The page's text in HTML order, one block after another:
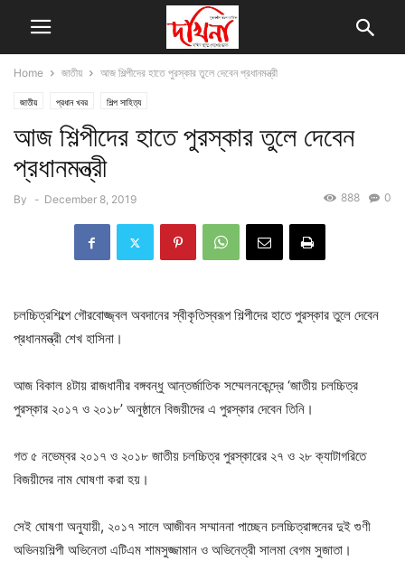
Home জাতীয় আজ শিল্পীদের হাতে পুরস্কার তুলে দেবেন প্রধানমন্ত্রী
জাতীয় প্রধান খবর শিল্প সাহিত্য
আজ শিল্পীদের হাতে পুরস্কার তুলে দেবেন
প্রধানমন্ত্রী
By - December 8, 2019 0
888
চলচ্চিত্রশিল্পে গৌরবোজ্জ্বল অবদানের স্বীকৃতিস্বরূপ শিল্পীদের হাতে পুরস্কার তুলে দেবেন
প্রধানমন্ত্রী শেখ হাসিনা।
আজ বিকাল ৪টায় রাজধানীর বঙ্গবন্ধু আন্তর্জাতিক সম্মেলনকেন্দ্রে ‘জাতীয় চলচ্চিত্র
পুরস্কার ২০১৭ ও ২০১৮’ অনুষ্ঠানে বিজয়ীদের এ পুরস্কার দেবেন তিনি।
গত ৫ নভেম্বর ২০১৭ ও ২০১৮ জাতীয় চলচ্চিত্র পুরস্কারের ২৭ ও ২৮ ক্যাটাগরিতে
বিজয়ীদের নাম ঘোষণা করা হয়।
সেই ঘোষণা অনুযায়ী, ২০১৭ সালে আজীবন সম্মাননা পাচ্ছেন চলচ্চিত্রাঙ্গনের দুই গুণী
অভিনয়শিল্পী অভিনেতা এটিএম শামসুজ্জামান ও অভিনেত্রী সালমা বেগম সুজাতা।